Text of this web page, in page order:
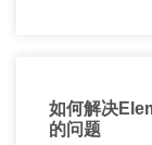
如何解决
的问题